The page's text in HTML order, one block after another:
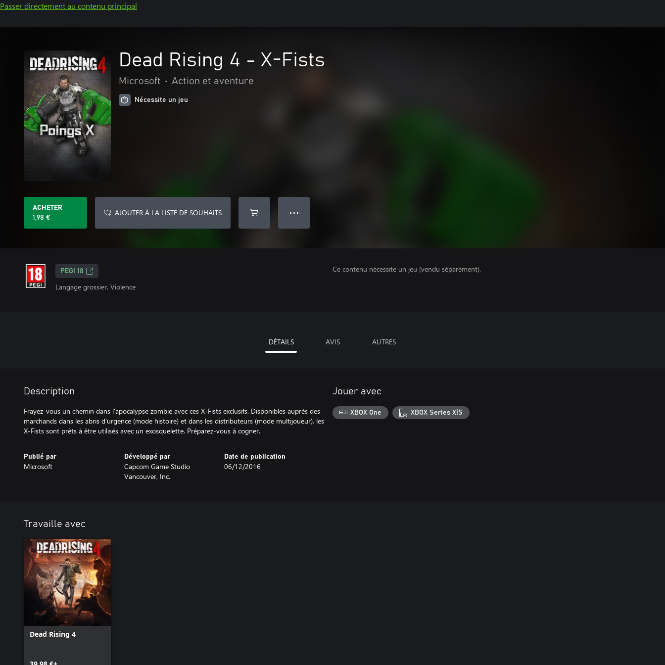
Passer directement au contenu principal
Dead Rising 4 - X-Fists
Microsoft • Action et aventure
Nécessite un jeu
ACHETER
1,98 €
AJOUTER À LA LISTE DE SOUHAITS ● ● ●
PEGI 18
Langage grossier, Violence
Ce contenu nécessite un jeu (vendu séparément).
DÉTAILS AVIS AUTRES
Description
Frayez-vous un chemin dans l'apocalypse zombie avec ces X-Fists exclusifs. Disponibles auprès des
marchands dans les abris d'urgence (mode histoire) et dans les distributeurs (mode multijoueur), les
X-Fists sont prêts à être utilisés avec un exosquelette. Préparez-vous à cogner.
Publié par
Microsoft
Développé par
Capcom Game Studio
Vancouver, Inc.
Date de publication
06/12/2016
Jouer avec
XBOX One XBOX Series X|S
Travaille avec
Dead Rising 4